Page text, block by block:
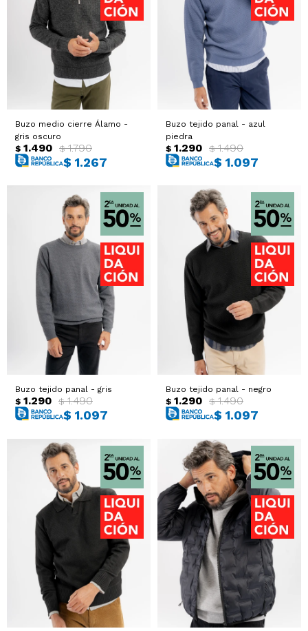
Buzo medio cierre Álamo -
gris oscuro
$ 1.490 $ 1.790
$ 1.267
Buzo tejido panal - azul
piedra
$ 1.290 $ 1.490
$ 1.097
Buzo tejido panal - gris
$ 1.290 $ 1.490
$ 1.097
Buzo tejido panal - negro
$ 1.290 $ 1.490
$ 1.097